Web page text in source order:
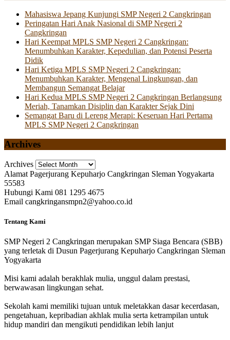
Mahasiswa Jepang Kunjungi SMP Negeri 2 Cangkringan
Peringatan Hari Anak Nasional di SMP Negeri 2
Cangkringan
Hari Keempat MPLS SMP Negeri 2 Cangkringan:
Menumbuhkan Karakter, Kepedulian, dan Potensi Peserta
Didik
Hari Ketiga MPLS SMP Negeri 2 Cangkringan:
Menumbuhkan Karakter, Mengenal Lingkungan, dan
Membangun Semangat Belajar
Hari Kedua MPLS SMP Negeri 2 Cangkringan Berlangsung
Meriah, Tanamkan Disiplin dan Karakter Sejak Dini
Semangat Baru di Lereng Merapi: Keseruan Hari Pertama
MPLS SMP Negeri 2 Cangkringan
Archives
Archives
Alamat Pagerjurang Kepuharjo Cangkringan Sleman Yogyakarta
55583
Hubungi Kami 081 1295 4675
Email cangkringansmpn2@yahoo.co.id
Tentang Kami
SMP Negeri 2 Cangkringan merupakan SMP Siaga Bencara (SBB)
yang terletak di Dusun Pagerjurang Kepuharjo Cangkringan Sleman
Yogyakarta
Misi kami adalah berakhlak mulia, unggul dalam prestasi,
berwawasan lingkungan sehat.
Sekolah kami memiliki tujuan untuk meletakkan dasar kecerdasan,
pengetahuan, kepribadian akhlak mulia serta ketrampilan untuk
hidup mandiri dan mengikuti pendidikan lebih lanjut